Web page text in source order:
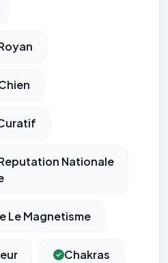
Nationale
Le Magnetisme
Chakras